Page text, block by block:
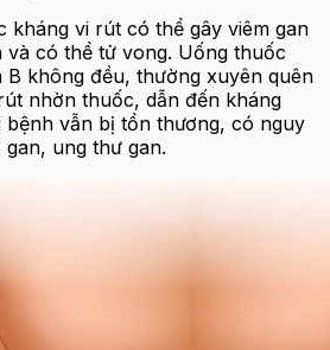
kháng vi rút có thể gây viêm gan
và có thể tử vong. Uống thuốc
B không đều, thường xuyên quên
nhờn thuốc, dẫn đến kháng
bệnh vẫn bị tổn thương, có nguy
ung thư gan.